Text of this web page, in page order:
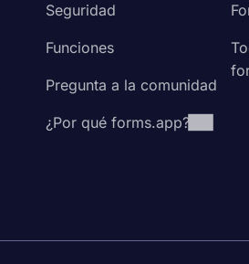
Seguridad
Funciones
Pregunta a la comunidad
¿Por qué forms.app?